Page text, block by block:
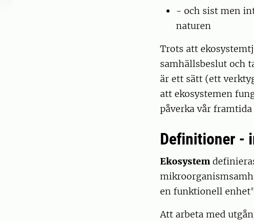
- och sist men
naturen
Trots att
samhällsbeslut och
är ett sätt (ett
att ekosystemen
påverka vår
Definitioner -
Ekosystem
en funktionell
Att arbeta med